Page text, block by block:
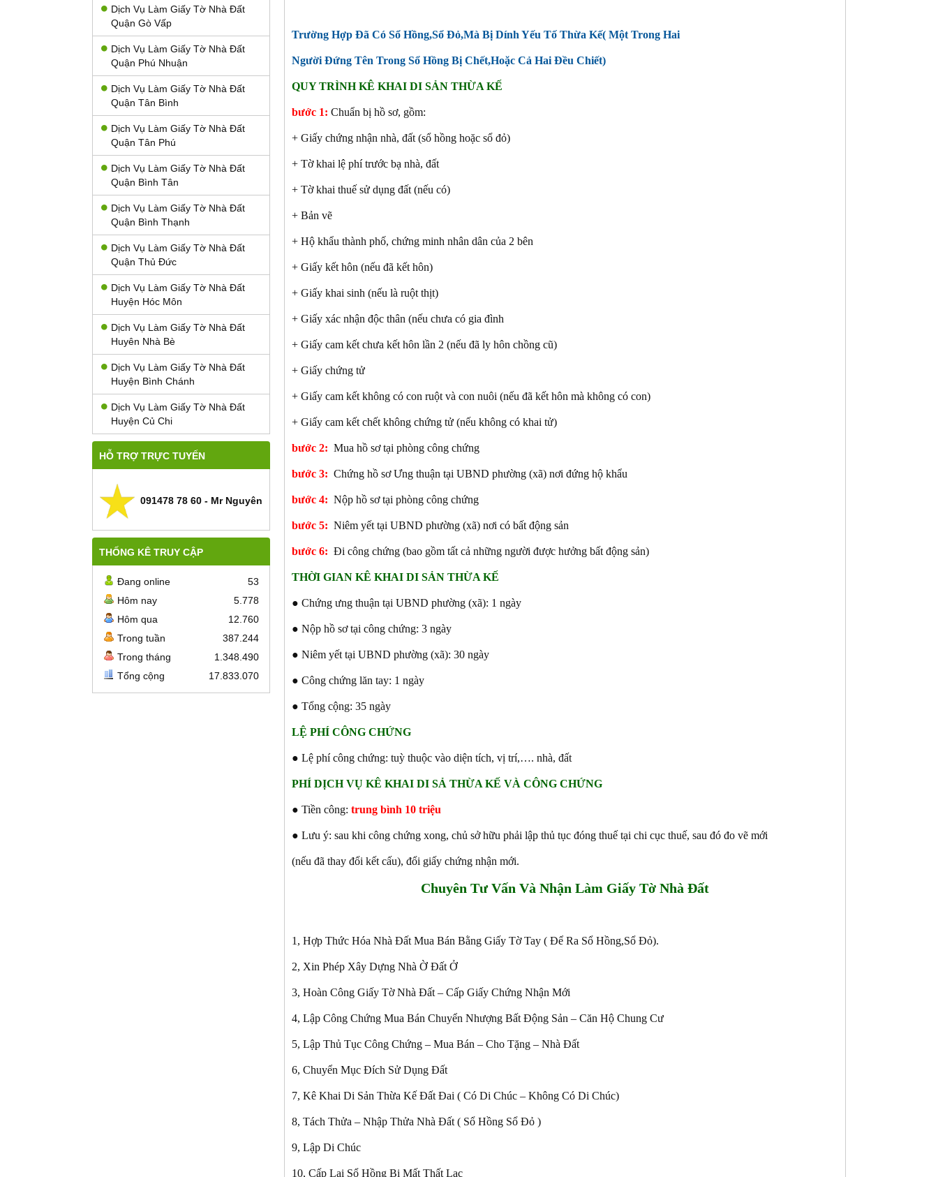
Dịch Vụ Làm Giấy Tờ Nhà Đất
Quận Gò Vấp
Dịch Vụ Làm Giấy Tờ Nhà Đất
Quận Phú Nhuận
Dịch Vụ Làm Giấy Tờ Nhà Đất
Quận Tân Bình
Dịch Vụ Làm Giấy Tờ Nhà Đất
Quận Tân Phú
Dịch Vụ Làm Giấy Tờ Nhà Đất
Quận Bình Tân
Dịch Vụ Làm Giấy Tờ Nhà Đất
Quận Bình Thạnh
Dịch Vụ Làm Giấy Tờ Nhà Đất
Quận Thủ Đức
Dịch Vụ Làm Giấy Tờ Nhà Đất
Huyện Hóc Môn
Dịch Vụ Làm Giấy Tờ Nhà Đất
Huyên Nhà Bè
Dịch Vụ Làm Giấy Tờ Nhà Đất
Huyện Bình Chánh
Dịch Vụ Làm Giấy Tờ Nhà Đất
Huyện Củ Chi
HỖ TRỢ TRỰC TUYẾN
091478 78 60 - Mr Nguyên
THỐNG KÊ TRUY CẬP
Đang online
53
Hôm nay
5.778
Hôm qua
12.760
Trong tuần
387.244
Trong tháng
1.348.490
Tổng cộng
17.833.070
Trường Hợp Đã Có Sổ Hồng,Sổ Đỏ,Mà Bị Dính Yếu Tố Thừa Kế( Một Trong Hai
Người Đứng Tên Trong Sổ Hồng Bị Chết,Hoặc Cả Hai Đều Chiết)
QUY TRÌNH KÊ KHAI DI SẢN THỪA KẾ
bước 1: Chuẩn bị hồ sơ, gồm:
+ Giấy chứng nhận nhà, đất (sổ hồng hoặc sổ đỏ)
+ Tờ khai lệ phí trước bạ nhà, đất
+ Tờ khai thuế sử dụng đất (nếu có)
+ Bản vẽ
+ Hộ khẩu thành phố, chứng minh nhân dân của 2 bên
+ Giấy kết hôn (nếu đã kết hôn)
+ Giấy khai sinh (nếu là ruột thịt)
+ Giấy xác nhận độc thân (nếu chưa có gia đình
+ Giấy cam kết chưa kết hôn lần 2 (nếu đã ly hôn chồng cũ)
+ Giấy chứng tử
+ Giấy cam kết không có con ruột và con nuôi (nếu đã kết hôn mà không có con)
+ Giấy cam kết chết không chứng tử (nếu không có khai tử)
bước 2: Mua hồ sơ tại phòng công chứng
bước 3: Chứng hồ sơ Ưng thuận tại UBND phường (xã) nơi đứng hộ khẩu
bước 4: Nộp hồ sơ tại phòng công chứng
bước 5: Niêm yết tại UBND phường (xã) nơi có bất động sản
bước 6: Đi công chứng (bao gồm tất cả những người được hưởng bất động sản)
THỜI GIAN KÊ KHAI DI SẢN THỪA KẾ
● Chứng ưng thuận tại UBND phường (xã): 1 ngày
● Nộp hồ sơ tại công chứng: 3 ngày
● Niêm yết tại UBND phường (xã): 30 ngày
● Công chứng lăn tay: 1 ngày
● Tổng cộng: 35 ngày
LỆ PHÍ CÔNG CHỨNG
● Lệ phí công chứng: tuỳ thuộc vào diện tích, vị trí,…. nhà, đất
PHÍ DỊCH VỤ KÊ KHAI DI SẢ THỪA KẾ VÀ CÔNG CHỨNG
● Tiền công: trung bình 10 triệu
● Lưu ý: sau khi công chứng xong, chủ sở hữu phải lập thủ tục đóng thuế tại chi cục thuế, sau đó đo vẽ mới
(nếu đã thay đổi kết cấu), đổi giấy chứng nhận mới.
Chuyên Tư Vấn Và Nhận Làm Giấy Tờ Nhà Đất
1, Hợp Thức Hóa Nhà Đất Mua Bán Bằng Giấy Tờ Tay ( Để Ra Sổ Hồng,Sổ Đỏ).
2, Xin Phép Xây Dựng Nhà Ờ Đất Ở
3, Hoàn Công Giấy Tờ Nhà Đất – Cấp Giấy Chứng Nhận Mới
4, Lập Công Chứng Mua Bán Chuyển Nhượng Bất Động Sản – Căn Hộ Chung Cư
5, Lập Thủ Tục Công Chứng – Mua Bán – Cho Tặng – Nhà Đất
6, Chuyển Mục Đích Sử Dụng Đất
7, Kê Khai Di Sản Thừa Kế Đất Đai ( Có Di Chúc – Không Có Di Chúc)
8, Tách Thửa – Nhập Thửa Nhà Đất ( Sổ Hồng Sổ Đỏ )
9, Lập Di Chúc
10, Cấp Lại Sổ Hồng Bị Mất Thất Lạc